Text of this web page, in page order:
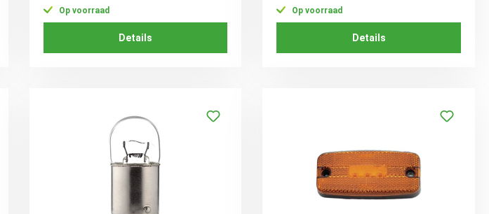
Op voorraad
Details
Op voorraad
Details